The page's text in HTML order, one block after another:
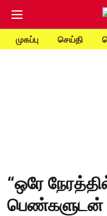
முகப்பு செய்தி
“ஒரே
பெண்களுடன்